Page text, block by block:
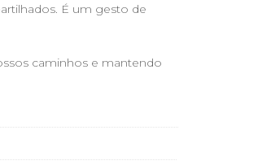
É um gesto de
caminhos e mantendo